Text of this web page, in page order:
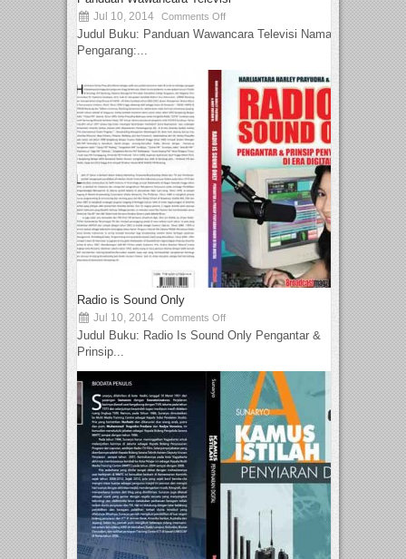
Jul 10, 2014 Comments Off
Judul Buku: Panduan Wawancara Televisi Nama
Pengarang:...
Radio is Sound Only
Jul 10, 2014 Comments Off
Judul Buku: Radio Is Sound Only Pengantar &
Prinsip...